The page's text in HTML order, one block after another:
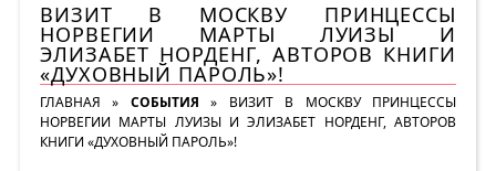
ВИЗИТ В МОСКВУ ПРИНЦЕССЫ
НОРВЕГИИ МАРТЫ ЛУИЗЫ И
ЭЛИЗАБЕТ НОРДЕНГ, АВТОРОВ КНИГИ
«ДУХОВНЫЙ ПАРОЛЬ»!
ГЛАВНАЯ » СОБЫТИЯ » ВИЗИТ В МОСКВУ ПРИНЦЕССЫ
НОРВЕГИИ МАРТЫ ЛУИЗЫ И ЭЛИЗАБЕТ НОРДЕНГ, АВТОРОВ
КНИГИ «ДУХОВНЫЙ ПАРОЛЬ»!